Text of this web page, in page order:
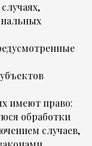
имеют право:
обработки
случаев,